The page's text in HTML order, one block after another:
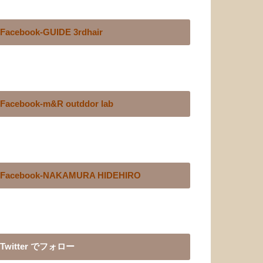
Facebook-GUIDE 3rdhair
Facebook-m&R outddor lab
Facebook-NAKAMURA HIDEHIRO
Twitter でフォロー